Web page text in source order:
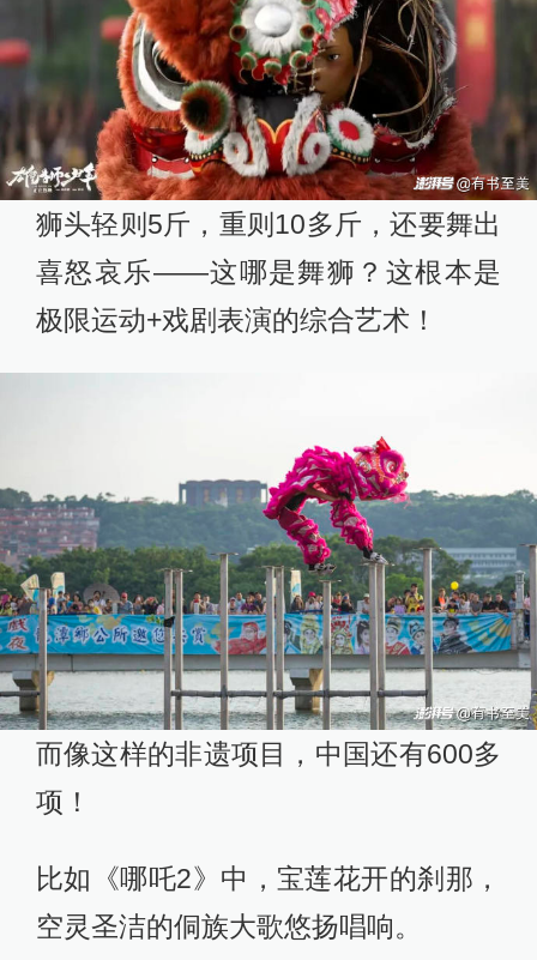
狮头轻则5斤，重则10多斤，还要舞出
喜怒哀乐——这哪是舞狮？这根本是
极限运动+戏剧表演的综合艺术！
而像这样的非遗项目，中国还有600多
项！
比如《哪吒2》中，宝莲花开的刹那，
空灵圣洁的侗族大歌悠扬唱响。